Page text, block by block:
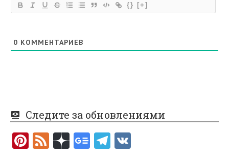
{} [+]
0 КОММЕНТАРИЕВ
Следите за обновлениями
Pi F